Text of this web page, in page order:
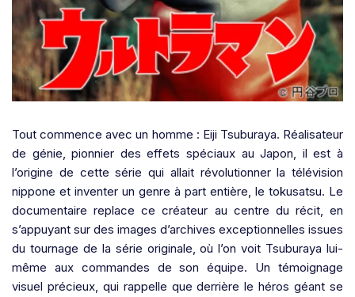
Tout commence avec un homme : Eiji Tsuburaya. Réalisateur
de génie, pionnier des effets spéciaux au Japon, il est à
l’origine de cette série qui allait révolutionner la télévision
nippone et inventer un genre à part entière, le tokusatsu. Le
documentaire replace ce créateur au centre du récit, en
s’appuyant sur des images d’archives exceptionnelles issues
du tournage de la série originale, où l’on voit Tsuburaya lui-
même aux commandes de son équipe. Un témoignage
visuel précieux, qui rappelle que derrière le héros géant se